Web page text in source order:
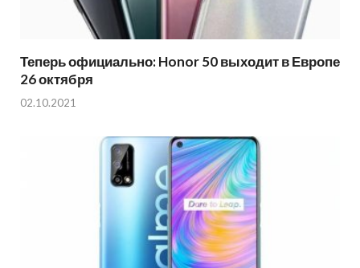
Теперь официально: Honor 50 выходит в Европе
26 октября
02.10.2021